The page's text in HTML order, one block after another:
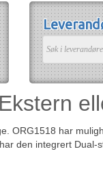
ORG1518 har
den integrert Dual-